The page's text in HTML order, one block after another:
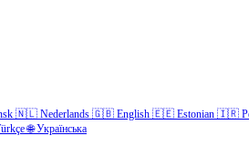
🇳🇱 Nederlands 🇬🇧 English 🇪🇪 Estonian 🇮🇷
🌐 Українська